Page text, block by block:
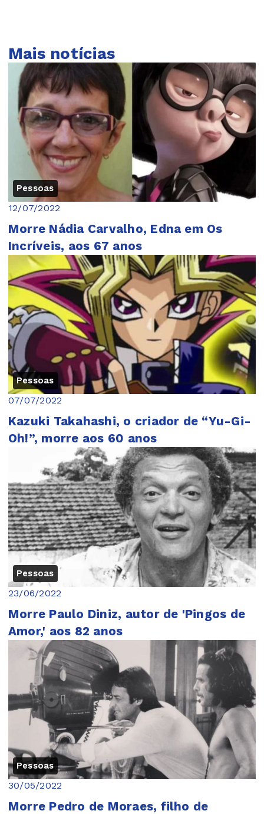
Mais notícias
Pessoas
12/07/2022
Morre Nádia Carvalho, Edna em Os
Incríveis, aos 67 anos
Pessoas
07/07/2022
Kazuki Takahashi, o criador de “Yu-Gi-
Oh!”, morre aos 60 anos
Pessoas
23/06/2022
Morre Paulo Diniz, autor de 'Pingos de
Amor,' aos 82 anos
Pessoas
30/05/2022
Morre Pedro de Moraes, filho de